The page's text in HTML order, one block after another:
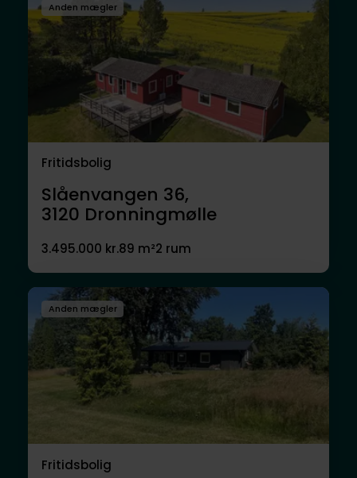
Anden mægler
Fritidsbolig
Slåenvangen 36,
3120 Dronningmølle
3.495.000 kr.89 m²2 rum
Anden mægler
Fritidsbolig